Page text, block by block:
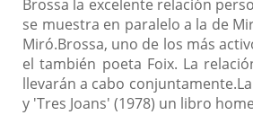
Brossa la excelente relación
se muestra en paralelo a la de
Miró.Brossa, uno de los más
el también poeta Foix. La
llevarán a cabo
y 'Tres Joans' (1978) un libro